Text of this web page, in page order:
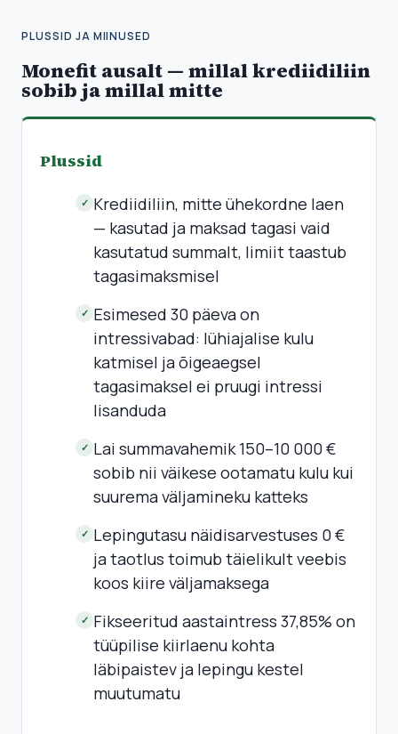
PLUSSID JA MIINUSED
Monefit ausalt — millal krediidiliin
sobib ja millal mitte
Plussid
✓ Krediidiliin, mitte ühekordne laen
— kasutad ja maksad tagasi vaid
kasutatud summalt, limiit taastub
tagasimaksmisel
✓ Esimesed 30 päeva on
intressivabad: lühiajalise kulu
katmisel ja õigeaegsel
tagasimaksel ei pruugi intressi
lisanduda
✓ Lai summavahemik 150–10 000 €
sobib nii väikese ootamatu kulu kui
suurema väljamineku katteks
✓ Lepingutasu näidisarvestuses 0 €
ja taotlus toimub täielikult veebis
koos kiire väljamaksega
✓ Fikseeritud aastaintress 37,85% on
tüüpilise kiirlaenu kohta
läbipaistev ja lepingu kestel
muutumatu